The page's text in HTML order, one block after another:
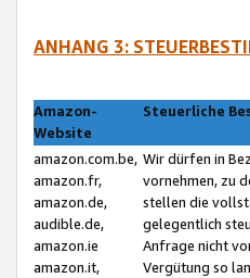
ANHANG 3:
Amazon-
Website
Steuerliche
amazon.com.be,
amazon.fr,
amazon.de,
audible.de,
amazon.ie
amazon.it,
Wir dürfen in
vornehmen, zu
stellen die
gelegentlich
Anfrage nicht
Vergütung so